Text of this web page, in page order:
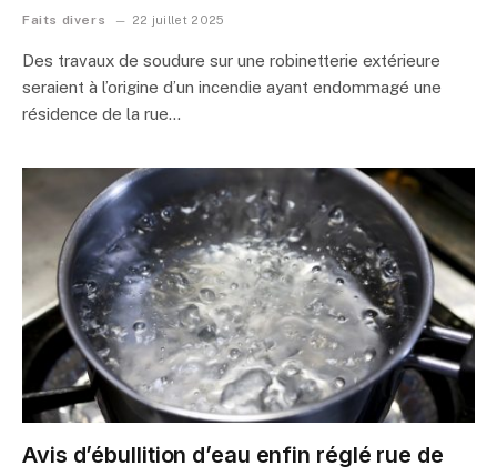
Faits divers 22 juillet 2025
Des travaux de soudure sur une robinetterie extérieure
seraient à l’origine d’un incendie ayant endommagé une
résidence de la rue…
Avis d’ébullition d’eau enfin réglé rue de